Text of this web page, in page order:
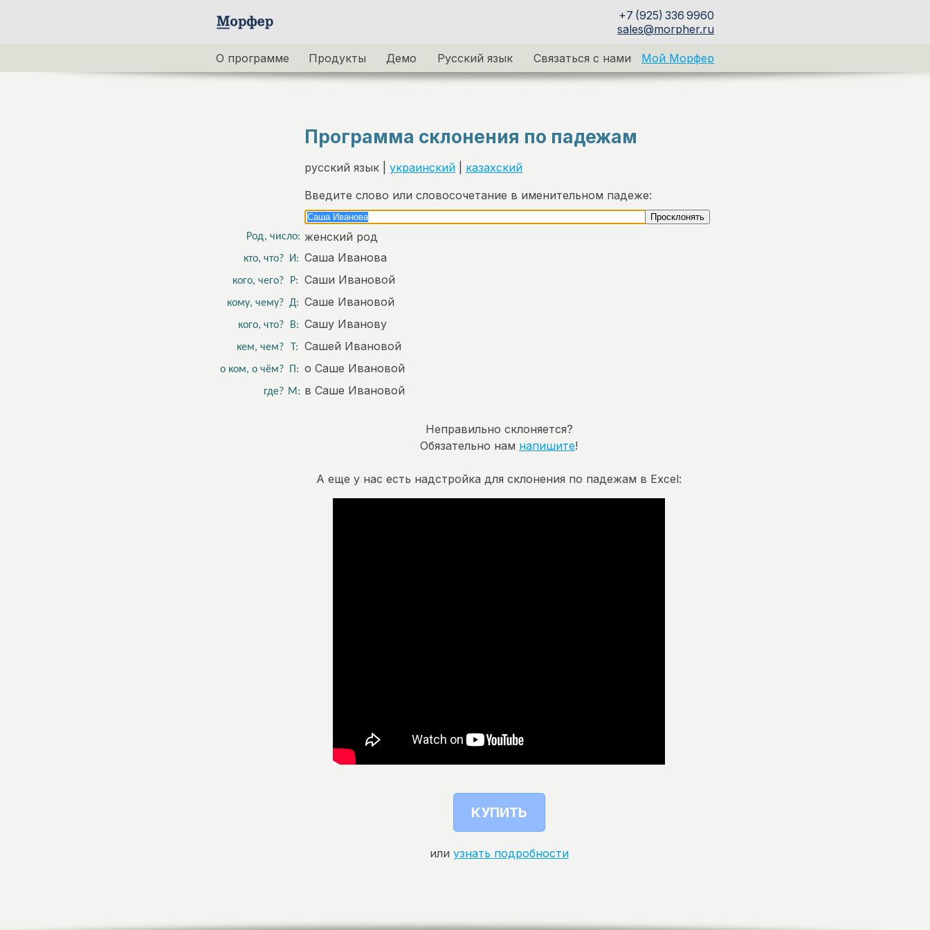
+7 (925) 336 9960
sales@morpher.ru
О программе Продукты Демо Русский язык Связаться с нами Мой Морфер
Программа склонения по падежам
русский язык | украинский
казахский
Введите слово или словосочетание в именительном падеже:
Род, число: женский род
кто, что? И: Саша Иванова
кого, чего? Р: Саши Ивановой
кому, чему? Д: Саше Ивановой
кого, что? В: Сашу Иванову
кем, чем? Т: Сашей Ивановой
о ком, о чём? П: о Саше Ивановой
где? М: в Саше Ивановой
Неправильно склоняется?
Обязательно нам напишите!
А еще у нас есть надстройка для склонения по падежам в Excel:
КУПИТЬ
или узнать подробности